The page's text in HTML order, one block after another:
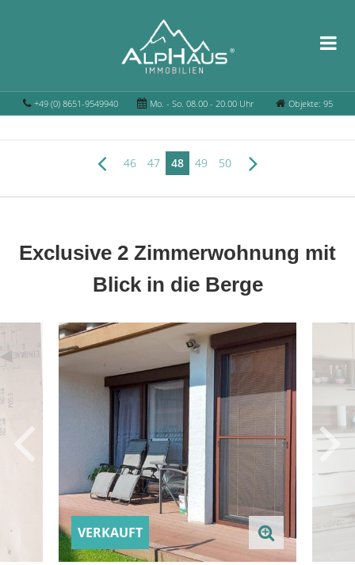
+49 (0) 8651-9549940 Mo. - So. 08.00 - 20.00 Uhr Objekte: 95
46 47 48 49 50
Exclusive 2 Zimmerwohnung mit
Blick in die Berge
VERKAUFT